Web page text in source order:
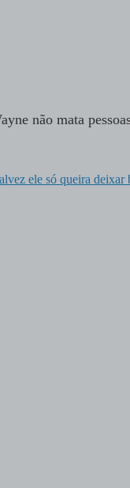
não mata
ele só queira deixar